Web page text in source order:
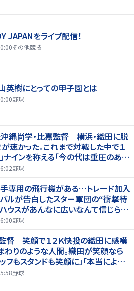
JAPANをライブ配信！
その他競技
英樹にとっての甲子園とは
野球
縄尚学・比嘉監督 横浜・織田に脱
が速かった。これまで対戦した中で１
ナインを称える「今の代は重圧のある
園に帰ってきた」
野球
専用の飛行機がある…トレード加入
ルが告白したスター軍団の“衝撃待
ハウスがあんなに広いなんて信じられ
野球
督 笑顔で１２Ｋ快投の織田に感嘆
わりのような人間。織田が笑顔なら
フもスタンドも笑顔に」「本当によく
」 野球